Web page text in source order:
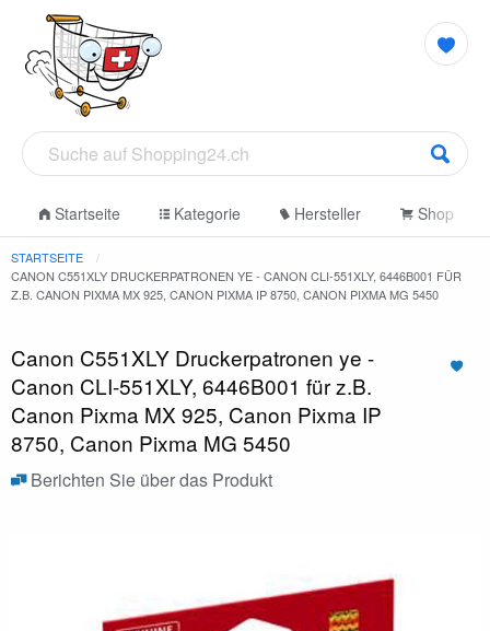
Startseite Kategorie Hersteller Shop
STARTSEITE
CANON C551XLY DRUCKERPATRONEN YE - CANON CLI-551XLY, 6446B001 FÜR
Z.B. CANON PIXMA MX 925, CANON PIXMA IP 8750, CANON PIXMA MG 5450
Canon C551XLY Druckerpatronen ye -
Canon CLI-551XLY, 6446B001 für z.B.
Canon Pixma MX 925, Canon Pixma IP
8750, Canon Pixma MG 5450
Berichten Sie über das Produkt